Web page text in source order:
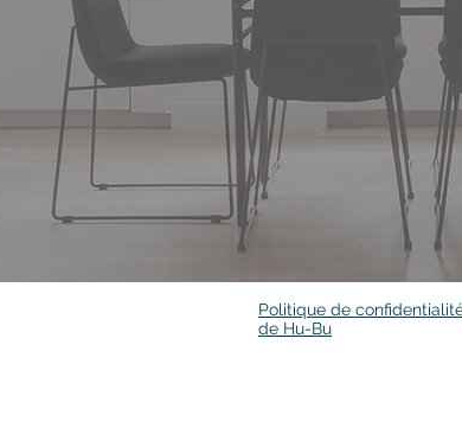
Politique de
de Hu-Bu